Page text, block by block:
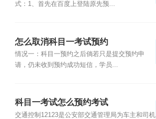
式：1、首先在百度上登陆原先预...
怎么取消科目一考试预约
情况一：科目一预约之后倘若只是提交预约申
请，仍未收到预约成功短信，学员...
科目一考试怎么预约考试
交通控制12123是公安部交通管理局为车主和司机